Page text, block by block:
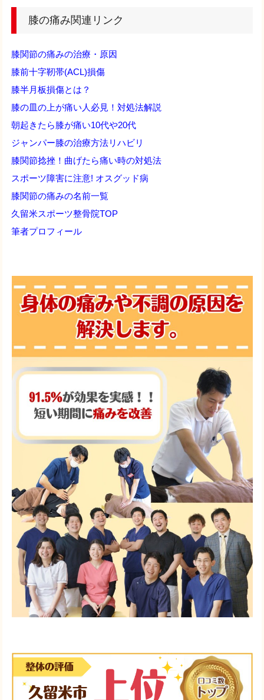
膝の痛み関連リンク
膝関節の痛みの治療・原因
膝前十字靭帯(ACL)損傷
膝半月板損傷とは？
膝の皿の上が痛い人必見！対処法解説
朝起きたら膝が痛い10代や20代
ジャンパー膝の治療方法リハビリ
膝関節捻挫！曲げたら痛い時の対処法
スポーツ障害に注意! オスグッド病
膝関節の痛みの名前一覧
久留米スポーツ整骨院TOP
筆者プロフィール